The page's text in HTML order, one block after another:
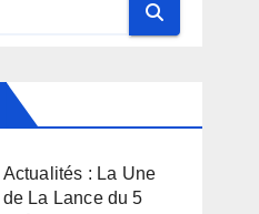
Actualités : La Une
de La Lance du 5